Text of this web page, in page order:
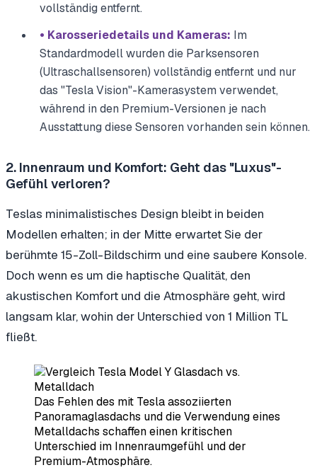
vollständig entfernt.
• Karosseriedetails und Kameras: Im
Standardmodell wurden die Parksensoren
(Ultraschallsensoren) vollständig entfernt und nur
das "Tesla Vision"-Kamerasystem verwendet,
während in den Premium-Versionen je nach
Ausstattung diese Sensoren vorhanden sein können.
2. Innenraum und Komfort: Geht das "Luxus"-
Gefühl verloren?
Teslas minimalistisches Design bleibt in beiden
Modellen erhalten; in der Mitte erwartet Sie der
berühmte 15-Zoll-Bildschirm und eine saubere Konsole.
Doch wenn es um die haptische Qualität, den
akustischen Komfort und die Atmosphäre geht, wird
langsam klar, wohin der Unterschied von 1 Million TL
fließt.
Das Fehlen des mit Tesla assoziierten
Panoramaglasdachs und die Verwendung eines
Metalldachs schaffen einen kritischen
Unterschied im Innenraumgefühl und der
Premium-Atmosphäre.